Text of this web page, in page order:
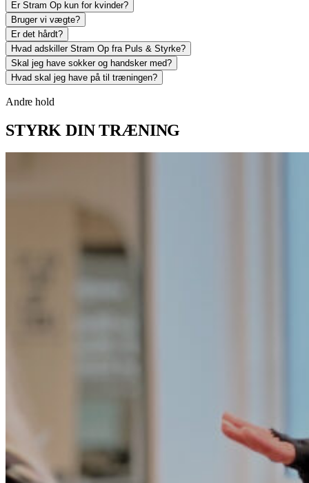
Er Stram Op kun for kvinder?
Bruger vi vægte?
Er det hårdt?
Hvad adskiller Stram Op fra Puls & Styrke?
Skal jeg have sokker og handsker med?
Hvad skal jeg have på til træningen?
Andre hold
STYRK DIN TRÆNING